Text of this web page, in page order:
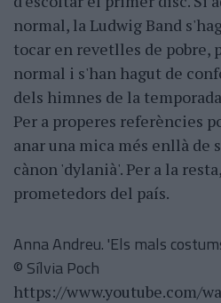
normal, la Ludwig Band
tocar en revetlles de pobre,
normal i s'han hagut de
dels himnes de la
Per a properes referències
anar una mica més enllà de
cànon 'dylanià'. Per a la
prometedors del país.
Anna Andreu. 'Els mals
© Sílvia Poch
https://www.youtube.com/